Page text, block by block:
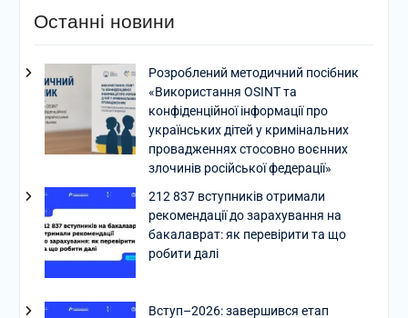
Останні новини
Розроблений методичний посібник
«Використання OSINT та
конфіденційної інформації про
українських дітей у кримінальних
провадженнях стосовно воєнних
злочинів російської федерації»
212 837 вступників отримали
рекомендації до зарахування на
бакалаврат: як перевірити та що
робити далі
Вступ–2026: завершився етап